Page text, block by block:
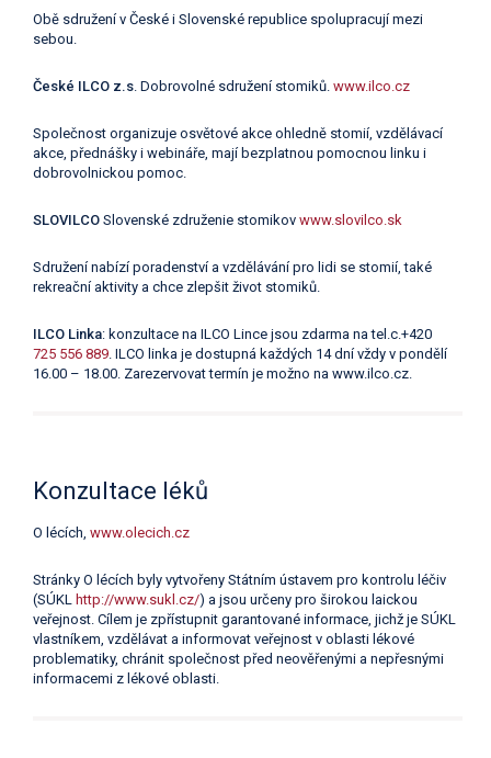
Obě sdružení v České i Slovenské republice spolupracují mezi
sebou.
České ILCO z.s. Dobrovolné sdružení stomiků. www.ilco.cz
Společnost organizuje osvětové akce ohledně stomií, vzdělávací
akce, přednášky i webináře, mají bezplatnou pomocnou linku i
dobrovolnickou pomoc.
SLOVILCO Slovenské združenie stomikov www.slovilco.sk
Sdružení nabízí poradenství a vzdělávání pro lidi se stomií, také
rekreační aktivity a chce zlepšit život stomiků.
ILCO Linka: konzultace na ILCO Lince jsou zdarma na tel.c.+420
725 556 889. ILCO linka je dostupná každých 14 dní vždy v pondělí
16.00 – 18.00. Zarezervovat termín je možno na www.ilco.cz.
Konzultace léků
O lécích, www.olecich.cz
Stránky O lécích byly vytvořeny Státním ústavem pro kontrolu léčiv
(SÚKL http://www.sukl.cz/) a jsou určeny pro širokou laickou
veřejnost. Cílem je zpřístupnit garantované informace, jichž je SÚKL
vlastníkem, vzdělávat a informovat veřejnost v oblasti lékové
problematiky, chránit společnost před neověřenými a nepřesnými
informacemi z lékové oblasti.